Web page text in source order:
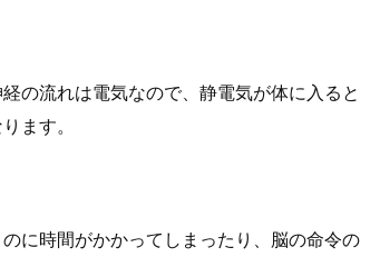
の流れは電気なので、静電気が体に入ると
ます。
に時間がかかってしまったり、脳の命令の